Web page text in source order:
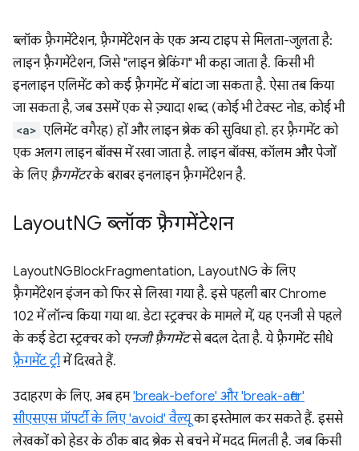
ब्लॉक फ़्रैगमेंटेशन, फ़्रैगमेंटेशन के एक अन्य टाइप से मिलता-जुलता है:
लाइन फ़्रैगमेंटेशन, जिसे "लाइन ब्रेकिंग" भी कहा जाता है. किसी भी
इनलाइन एलिमेंट को कई फ़्रैगमेंट में बांटा जा सकता है. ऐसा तब किया
जा सकता है, जब उसमें एक से ज़्यादा शब्द (कोई भी टेक्स्ट नोड, कोई भी
<a> एलिमेंट वगैरह) हों और लाइन ब्रेक की सुविधा हो. हर फ़्रैगमेंट को
एक अलग लाइन बॉक्स में रखा जाता है. लाइन बॉक्स, कॉलम और पेजों
के लिए फ़्रैगमेंटरके बराबर इनलाइन फ़्रैगमेंटेशन है.
LayoutNG ब्लॉक फ़्रैगमेंटेशन
LayoutNGBlockFragmentation, LayoutNG के लिए
फ़्रैगमेंटेशन इंजन को फिर से लिखा गया है. इसे पहली बार Chrome
102 में लॉन्च किया गया था. डेटा स्ट्रक्चर के मामले में, यह एनजी से पहले
के कई डेटा स्ट्रक्चर को एनजी फ़्रैगमेंटसे बदल देता है. ये फ़्रैगमेंट सीधे
फ़्रैगमेंट ट्रीमें दिखते हैं.
उदाहरण के लिए, अब हम'break-before' और 'break-after'
सीएसएस प्रॉपर्टी के लिए 'avoid' वैल्यूका इस्तेमाल कर सकते हैं. इससे
लेखकों को हेडर के ठीक बाद ब्रेक से बचने में मदद मिलती है. जब किसी